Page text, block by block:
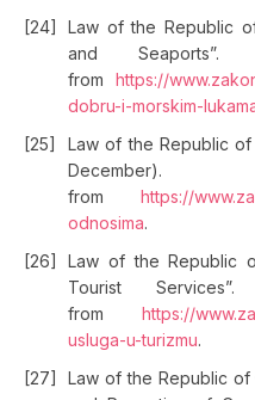
Law of the Republic
and Seaports”.
from https://
dobru-i-morskim-
Law of the Republic of
from https://
odnosima.
Law of the Republic
Tourist
from https://
usluga-u-turizmu.
Law of the Republic of